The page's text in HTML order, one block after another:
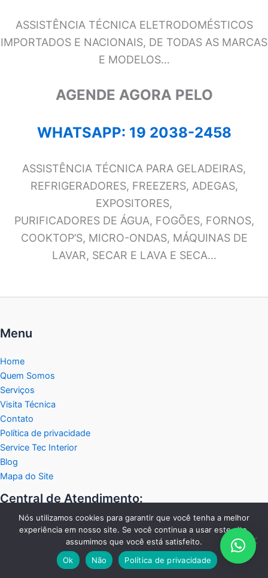
ASSISTÊNCIA TÉCNICA ELETRODOMÉSTICOS
IMPORTADOS E NACIONAIS, DE TODAS AS MARCAS
E MODELOS…
AGENDE AGORA PELO
WHATSAPP: 19 2038-2458
ASSISTÊNCIA TÉCNICA PARA GELADEIRAS,
REFRIGERADORES, FREEZERS, ADEGAS,
EXPOSITORES,
PURIFICADORES DE ÁGUA, FOGÕES, FORNOS,
COOKTOP’S, MICRO-ONDAS, MÁQUINAS DE
LAVAR, SECAR E LAVA E SECA…
Menu
Home
Quem Somos
Serviços
Visita Técnica
Contato
Política de privacidade
Service Tec Interior
Blog
Mapa do Site
Central de Atendimento:
Fixo:
19 2038-2458
Nós utilizamos cookies para garantir que você tenha a melhor
experiência em nosso site. Se você continua a usar este site,
assumimos que você está satisfeito.
Ok
Não Política de privacidade